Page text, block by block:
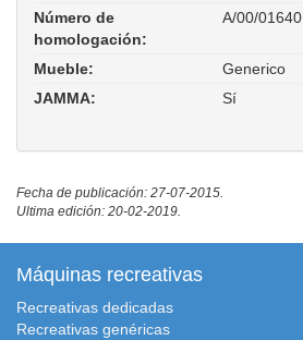
Número de
homologación:
A/00/01640
Mueble:
Generico
JAMMA:
Sí
Fecha de publicación: 27-07-2015.
Ultima edición: 20-02-2019.
Máquinas recreativas
Recreativas dedicadas
Recreativas genéricas